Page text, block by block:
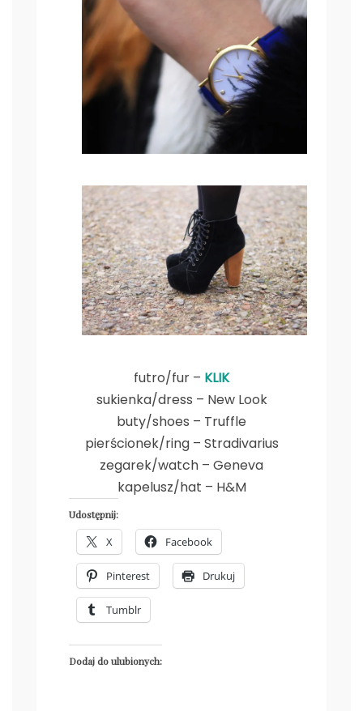
futro/fur – KLIK
sukienka/dress – New Look
buty/shoes – Truffle
pierścionek/ring – Stradivarius
zegarek/watch – Geneva
kapelusz/hat – H&M
Udostępnij:
X Facebook
Pinterest Drukuj
Tumblr
Dodaj do ulubionych: